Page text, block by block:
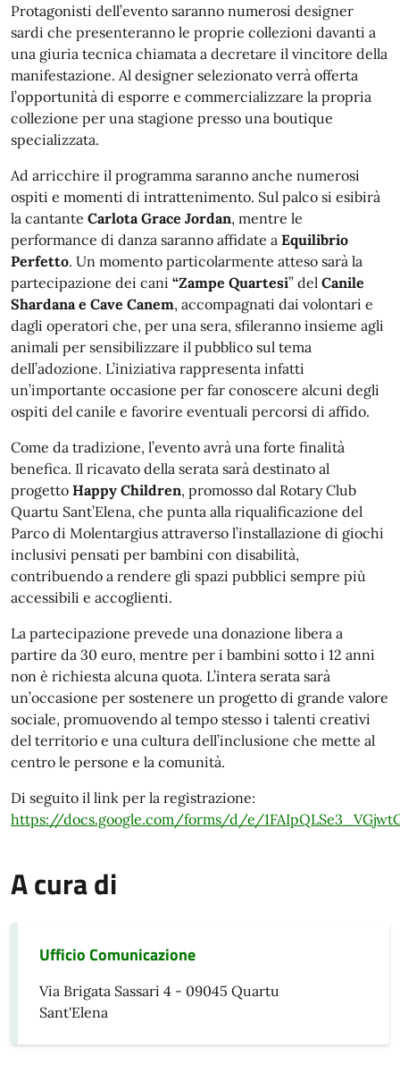
Protagonisti dell’evento saranno numerosi designer
sardi che presenteranno le proprie collezioni davanti a
una giuria tecnica chiamata a decretare il vincitore della
manifestazione. Al designer selezionato verrà offerta
l’opportunità di esporre e commercializzare la propria
collezione per una stagione presso una boutique
specializzata.
Ad arricchire il programma saranno anche numerosi
ospiti e momenti di intrattenimento. Sul palco si esibirà
la cantante Carlota Grace Jordan, mentre le
performance di danza saranno affidate a Equilibrio
Perfetto. Un momento particolarmente atteso sarà la
partecipazione dei cani “Zampe Quartesi” del Canile
Shardana e Cave Canem, accompagnati dai volontari e
dagli operatori che, per una sera, sfileranno insieme agli
animali per sensibilizzare il pubblico sul tema
dell’adozione. L’iniziativa rappresenta infatti
un’importante occasione per far conoscere alcuni degli
ospiti del canile e favorire eventuali percorsi di affido.
Come da tradizione, l’evento avrà una forte finalità
benefica. Il ricavato della serata sarà destinato al
progetto Happy Children, promosso dal Rotary Club
Quartu Sant’Elena, che punta alla riqualificazione del
Parco di Molentargius attraverso l’installazione di giochi
inclusivi pensati per bambini con disabilità,
contribuendo a rendere gli spazi pubblici sempre più
accessibili e accoglienti.
La partecipazione prevede una donazione libera a
partire da 30 euro, mentre per i bambini sotto i 12 anni
non è richiesta alcuna quota. L’intera serata sarà
un’occasione per sostenere un progetto di grande valore
sociale, promuovendo al tempo stesso i talenti creativi
del territorio e una cultura dell’inclusione che mette al
centro le persone e la comunità.
Di seguito il link per la registrazione:
https://docs.google.com/forms/d/e/
A cura di
Ufficio Comunicazione
Via Brigata Sassari 4 - 09045 Quartu
Sant'Elena